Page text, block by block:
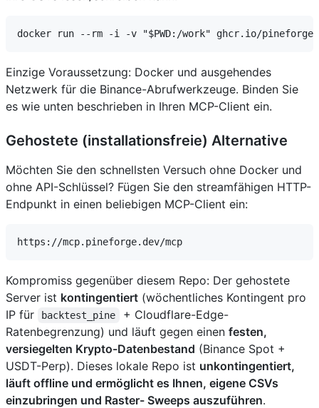
Einzige Voraussetzung: Docker und ausgehendes
Netzwerk für die Binance-Abrufwerkzeuge. Binden Sie
es wie unten beschrieben in Ihren MCP-Client ein.
Gehostete (installationsfreie) Alternative
Möchten Sie den schnellsten Versuch ohne Docker und
ohne API-Schlüssel? Fügen Sie den streamfähigen HTTP-
Endpunkt in einen beliebigen MCP-Client ein:
Kompromiss gegenüber diesem Repo: Der gehostete
Server ist kontingentiert (wöchentliches Kontingent pro
IP für
backtest_pine
+ Cloudflare-Edge-
Ratenbegrenzung) und läuft gegen einen festen,
versiegelten Krypto-Datenbestand (Binance Spot +
USDT-Perp). Dieses lokale Repo ist unkontingentiert,
läuft offline und ermöglicht es Ihnen, eigene CSVs
einzubringen und Raster- Sweeps auszuführen.